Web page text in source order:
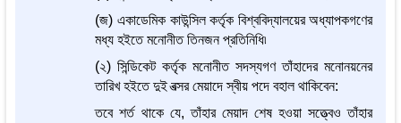
(জ) একাডেমিক কাউন্সিল কর্তৃক বিশ্ববিদ্যালয়ের অধ্যাপকগণের
মধ্য হইতে মনোনীত তিনজন প্রতিনিধি৷
(২) সিন্ডিকেট কর্তৃক মনোনীত সদস্যগণ তাঁহাদের মনোনয়নের
তারিখ হইতে দুই বত্সর মেয়াদে স্বীয় পদে বহাল থাকিবেন:
তবে শর্ত থাকে যে, তাঁহার মেয়াদ শেষ হওয়া সত্ত্বেও তাঁহার